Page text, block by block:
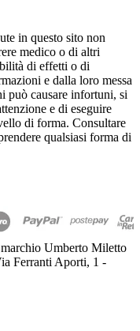
in questo sito non
medico o di altri
di effetti o di
e dalla loro messa
può causare infortuni, si
e di eseguire
di forma. Consultare
qualsiasi forma di
Umberto Miletto
Ferranti Aporti, 1 -